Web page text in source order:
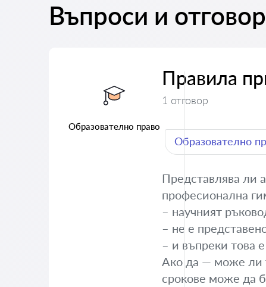
Въпроси и
Образователно право
Правила
1 отговор
Образователно
Представлява ли
професионална
– научният
– не е
– и въпреки това
Ако да — може ли
срокове може да